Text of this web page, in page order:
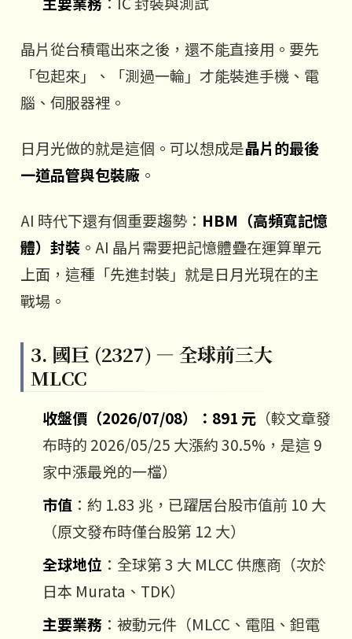
晶片從台積電出來之後，還不能直接用。要先
「包起來」、「測過一輪」才能裝進手機、電
腦、伺服器裡。
日月光做的就是這個。可以想成是晶片的最後
一道品管與包裝廠 。
AI 時代下還有個重要趨勢： HBM（高頻寬記憶
體）封裝。AI 晶片需要把記憶體疊在運算單元
上面，這種「先進封裝」就是日月光現在的主
戰場。
3. 國巨 (2327) — 全球前三大
MLCC
收盤價（2026/07/08）：891 元（較文章發
布時的 2026/05/25 大漲約 30.5%，是這 9
家中漲最兇的一檔）
市值 ：約 1.83 兆，已躍居台股市值前 10 大
（原文發布時僅台股第 12 大）
全球地位 ：全球第 3 大 MLCC 供應商（次於
日本 Murata、TDK）
主要業務 ：被動元件（MLCC、電阻、鉭電